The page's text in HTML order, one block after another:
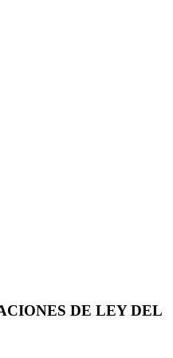
DE LEY DEL